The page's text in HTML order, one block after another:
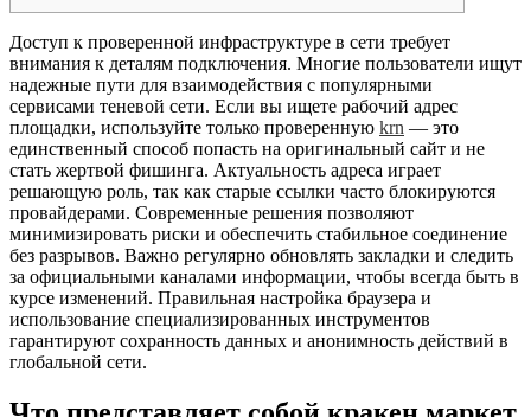
Доступ к проверенной инфраструктуре в сети требует
внимания к деталям подключения. Многие пользователи ищут
надежные пути для взаимодействия с популярными
сервисами теневой сети. Если вы ищете рабочий адрес
площадки, используйте только проверенную krn — это
единственный способ попасть на оригинальный сайт и не
стать жертвой фишинга. Актуальность адреса играет
решающую роль, так как старые ссылки часто блокируются
провайдерами. Современные решения позволяют
минимизировать риски и обеспечить стабильное соединение
без разрывов. Важно регулярно обновлять закладки и следить
за официальными каналами информации, чтобы всегда быть в
курсе изменений. Правильная настройка браузера и
использование специализированных инструментов
гарантируют сохранность данных и анонимность действий в
глобальной сети.